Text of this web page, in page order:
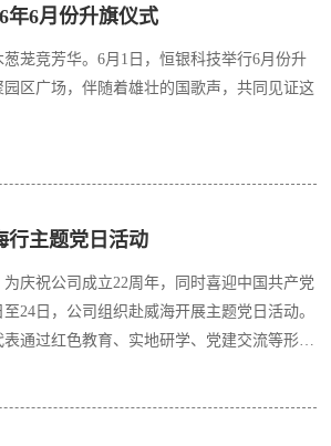
年6月份升旗仪式
茏竞芳华。6月1日，恒银科技举行6月份升
区广场，伴随着雄壮的国歌声，共同见证这
行主题党日活动
庆祝公司成立22周年，同时喜迎中国共产党
24日，公司组织赴威海开展主题党日活动。
通过红色教育、实地研学、党建交流等形
奋进力量。